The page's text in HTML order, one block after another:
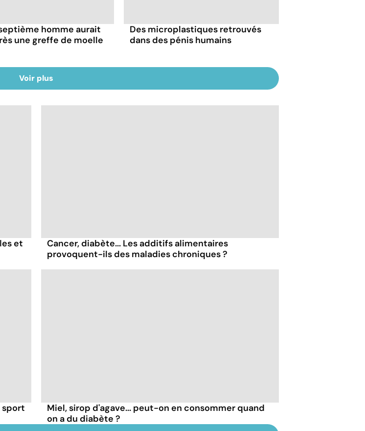
homme aurait
une greffe de moelle
Des microplastiques retrouvés
dans des pénis humains
Voir plus
et
Cancer, diabète... Les additifs alimentaires
provoquent-ils des maladies chroniques ?
sport
Miel, sirop d'agave... peut-on en consommer quand
on a du diabète ?